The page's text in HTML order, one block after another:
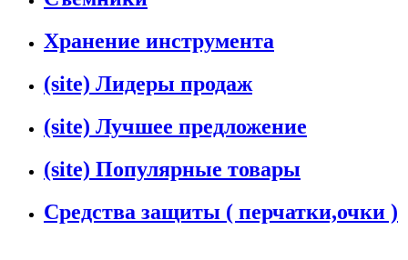
Хранение инструмента
(site) Лидеры продаж
(site) Лучшее предложение
(site) Популярные товары
Средства защиты ( перчатки,очки )